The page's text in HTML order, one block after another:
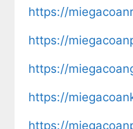
https://
https://
https://
https://
https://